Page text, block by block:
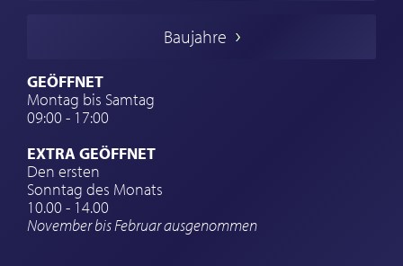
Schwedische Oldtimer
Oldtimer mit h-kennzeichen
Auto Oldtimer Markt
Oldtimer-Versicherung
Oldtimer-Clubs
Oldtimer-Reisen
Baujahre
GEÖFFNET
Montag bis Samtag
09:00 - 17:00
EXTRA GEÖFFNET
Den ersten
Sonntag des Monats
10.00 - 14.00
November bis Februar ausgenommen